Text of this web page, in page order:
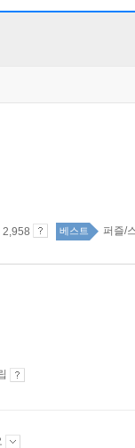
2,958 베스트 퍼즐/